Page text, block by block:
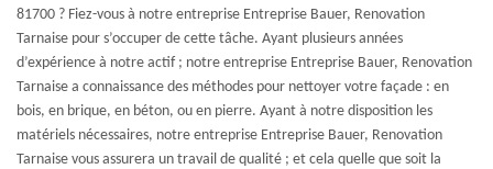
81700 ? Fiez-vous à notre entreprise Entreprise Bauer, Renovation
Tarnaise pour s’occuper de cette tâche. Ayant plusieurs années
d’expérience à notre actif ; notre entreprise Entreprise Bauer, Renovation
Tarnaise a connaissance des méthodes pour nettoyer votre façade : en
bois, en brique, en béton, ou en pierre. Ayant à notre disposition les
matériels nécessaires, notre entreprise Entreprise Bauer, Renovation
Tarnaise vous assurera un travail de qualité ; et cela quelle que soit la